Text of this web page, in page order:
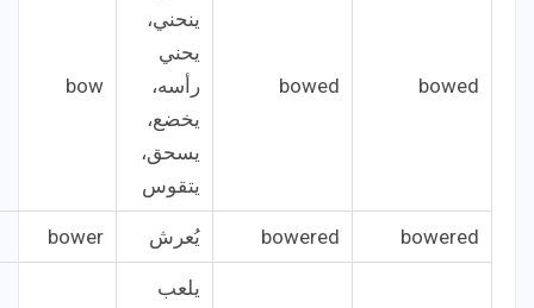
bowed
bowed
ينحني،
يحني
رأسه،
يخضع،
يسحق،
يتقوس
bow
bowered
bowered يُعرش bower
يلعب